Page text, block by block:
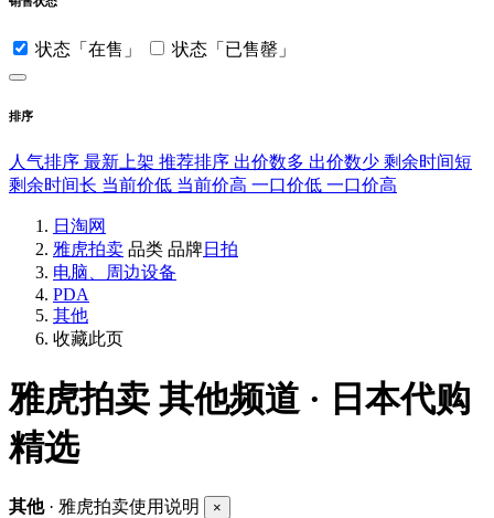
状态「在售」 状态「已售罄」
排序
人气排序 最新上架 推荐排序 出价数多 出价数少 剩余时间短
剩余时间长 当前价低 当前价高 一口价低 一口价高
日淘网
雅虎拍卖 品类 品牌日拍
电脑、周边设备
PDA
其他
收藏此页
雅虎拍卖 其他频道 · 日本代购
精选
其他· 雅虎拍卖使用说明 ×